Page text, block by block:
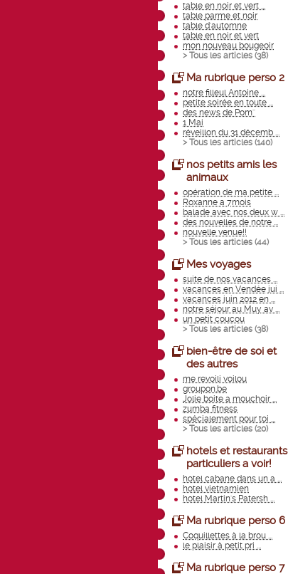
table en noir et vert ...
table parme et noir
table d'automne
table en noir et vert
mon nouveau bougeoir
> Tous les articles (38)
Ma rubrique perso 2
notre filleul Antoine ...
petite soirée en toute ...
des news de Pom''
1 Mai
réveillon du 31 décemb ...
> Tous les articles (140)
nos petits amis les
animaux
opération de ma petite ...
Roxanne a 7mois
balade avec nos deux w ...
des nouvelles de notre ...
nouvelle venue!!
> Tous les articles (44)
Mes voyages
suite de nos vacances ...
vacances en Vendée jui ...
vacances juin 2012 en ...
notre séjour au Muy av ...
un petit coucou
> Tous les articles (38)
bien-être de soi et
des autres
me revoili voilou
groupon.be
Jolie boite a mouchoir ...
zumba fitness
spécialement pour toi ...
> Tous les articles (20)
hotels et restaurants
particuliers a voir!
hotel cabane dans un a ...
hotel vietnamien
hotel Martin's Patersh ...
Ma rubrique perso 6
Coquillettes à la brou ...
le plaisir à petit pri ...
Ma rubrique perso 7